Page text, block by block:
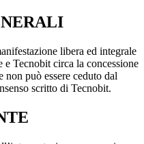
libera ed integrale
Tecnobit circa la concessione
può essere ceduto dal
scritto di Tecnobit.